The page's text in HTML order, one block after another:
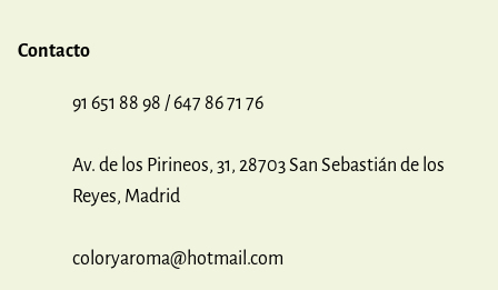
Contacto
91 651 88 98 / 647 86 71 76
Av. de los Pirineos, 31, 28703 San Sebastián de los
Reyes, Madrid
coloryaroma@hotmail.com